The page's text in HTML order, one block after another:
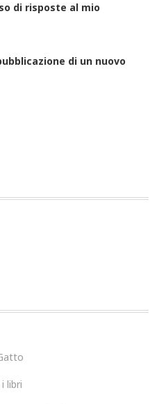
di risposte al mio
di un nuovo
libri